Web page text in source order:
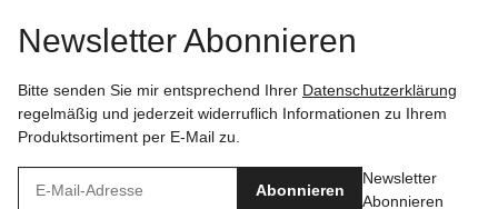
Newsletter Abonnieren
Bitte senden Sie mir entsprechend Ihrer Datenschutzerklärung
regelmäßig und jederzeit widerruflich Informationen zu Ihrem
Produktsortiment per E-Mail zu.
Abonnieren
Newsletter
Abonnieren